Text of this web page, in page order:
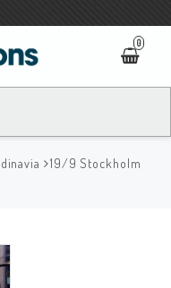
0
19/9 Stockholm